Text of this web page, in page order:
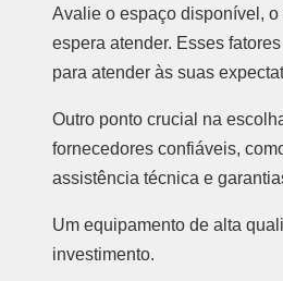
Avalie o espaço disponível,
espera atender. Esses
para atender às suas
Outro ponto crucial na
fornecedores confiáveis,
assistência técnica e
Um equipamento de alta
investimento.